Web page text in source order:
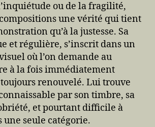
ou de la fragilité,
une vérité qui tient
qu’à la justesse. Sa
et régulière, s’inscrit dans un
où l’on demande au
à la fois immédiatement
renouvelé. Lui trouve
par son timbre, sa
et pourtant difficile à
seule catégorie.